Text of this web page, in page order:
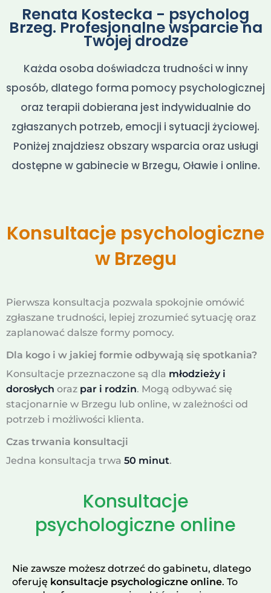
Renata Kostecka - psycholog
Brzeg. Profesjonalne wsparcie na
Twojej drodze
Każda osoba doświadcza trudności w inny
sposób, dlatego forma pomocy psychologicznej
oraz terapii dobierana jest indywidualnie do
zgłaszanych potrzeb, emocji i sytuacji życiowej.
Poniżej znajdziesz obszary wsparcia oraz usługi
dostępne w gabinecie w Brzegu, Oławie i online.
Konsultacje psychologiczne
w Brzegu
Pierwsza konsultacja pozwala spokojnie omówić
zgłaszane trudności, lepiej zrozumieć sytuację oraz
zaplanować dalsze formy pomocy.
Dla kogo i w jakiej formie odbywają się spotkania?
Konsultacje przeznaczone są dla młodzieży i
dorosłych oraz par i rodzin. Mogą odbywać się
stacjonarnie w Brzegu lub online, w zależności od
potrzeb i możliwości klienta.
Czas trwania konsultacji
Jedna konsultacja trwa 50 minut.
Konsultacje
psychologiczne online
Nie zawsze możesz dotrzeć do gabinetu, dlatego
oferuję konsultacje psychologiczne online. To